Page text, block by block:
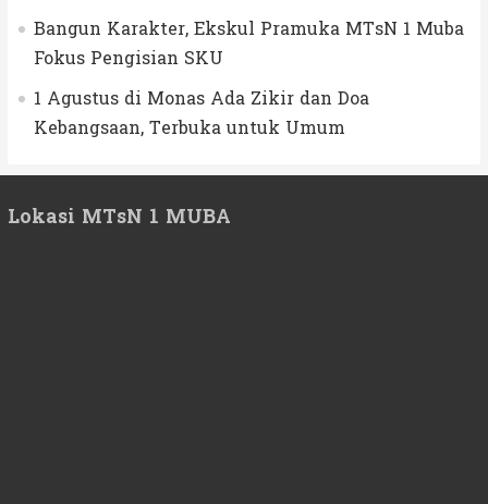
Bangun Karakter, Ekskul Pramuka MTsN 1 Muba
Fokus Pengisian SKU
1 Agustus di Monas Ada Zikir dan Doa
Kebangsaan, Terbuka untuk Umum
Lokasi MTsN 1 MUBA